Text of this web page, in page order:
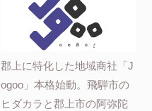
郡上に特化した地域商社「J
ogoo」本格始動。飛騨市の
ヒダカラと郡上市の阿弥陀